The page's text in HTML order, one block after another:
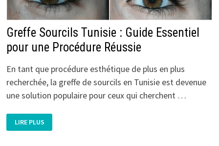
Greffe Sourcils Tunisie : Guide Essentiel
pour une Procédure Réussie
En tant que procédure esthétique de plus en plus
recherchée, la greffe de sourcils en Tunisie est devenue
une solution populaire pour ceux qui cherchent …
SOURCILS
TUNISIE
LIRE PLUS